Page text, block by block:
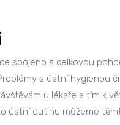
spojeno s celkovou
s ústní hygienou
u lékaře a tím k
ústní dutinu můžeme